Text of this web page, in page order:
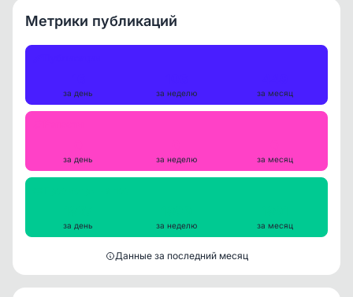
Метрики публикаций
за день за неделю за месяц
за день за неделю за месяц
за день за неделю за месяц
Данные за последний месяц